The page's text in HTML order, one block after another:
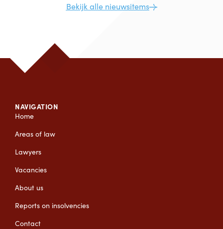
Bekijk alle nieuwsitems
NAVIGATION
Home
Areas of law
Lawyers
Vacancies
About us
Reports on insolvencies
Contact